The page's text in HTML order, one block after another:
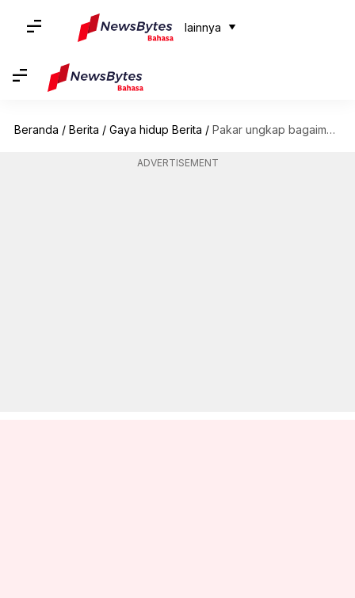
lainnya
Beranda / Berita / Gaya hidup Berita / Pakar ungkap bagaimana perusahaan bisa mendukung kesehatan mental karyawan
ADVERTISEMENT